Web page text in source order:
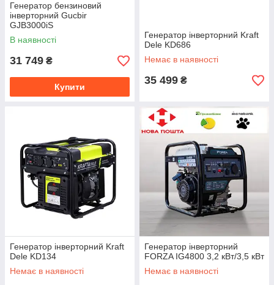
Генератор бензиновий
інверторний Gucbir
GJB3000iS
В наявності
31 749 ₴
Купити
Генератор інверторний Kraft
Dele KD686
Немає в наявності
35 499 ₴
Генератор інверторний Kraft
Dele KD134
Немає в наявності
Генератор інверторний
FORZA IG4800 3,2 кВт/3,5 кВт
Немає в наявності